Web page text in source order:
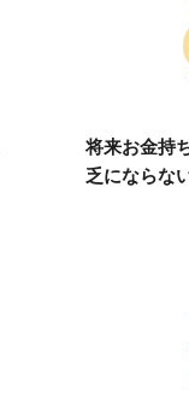
将来お金持
乏にならな